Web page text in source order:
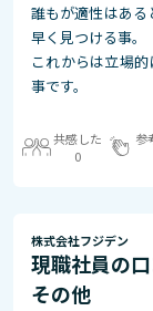
誰もが適性はある
早く見つける事。
これからは立場
事です。
共感した
0
参
株式会社フジデン
現職社員の
その他